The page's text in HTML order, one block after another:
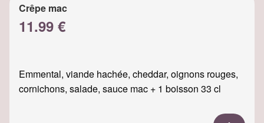
Crêpe mac
11.99 €
Emmental, viande hachée, cheddar, oignons rouges,
cornichons, salade, sauce mac + 1 boisson 33 cl